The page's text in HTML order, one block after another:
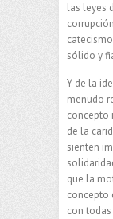
las leyes
sólido y
Y de la
menudo
concepto
de la
sienten
que la
concepto
con